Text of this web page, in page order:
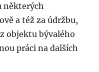
některých
a též za údržbu,
objektu bývalého
práci na dalších